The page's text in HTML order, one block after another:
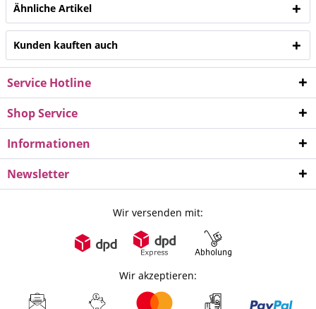
Ähnliche Artikel
Kunden kauften auch
Service Hotline
Shop Service
Informationen
Newsletter
Wir versenden mit:
Wir akzeptieren: